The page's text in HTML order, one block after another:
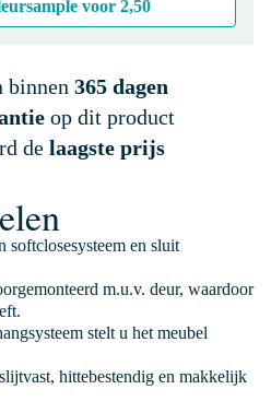
voor 2,50
binnen 365 dagen
op dit product
de laagste prijs
softclosesysteem en sluit
m.u.v. deur, waardoor
stelt u het meubel
hittebestendig en makkelijk